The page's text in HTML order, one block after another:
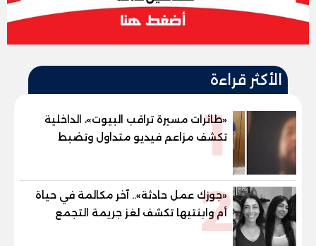
الأكثر قراءة
1
«طائرات مسيرة تراقب البيوت»، الداخلية
تكشف مزاعم فيديو متداول وتضبط
صاحبه المريض نفسيا
2
«جوزك عمل حادثة».. آخر مكالمة في حياة
أم وابنتيها تكشف لغز جريمة التجمع
الخامس